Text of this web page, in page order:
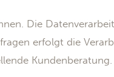
Die
erfolgt die
Kundenberatung.